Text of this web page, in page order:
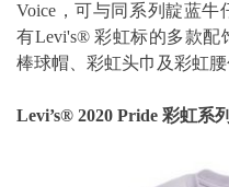
Voice，可与同系列靛蓝
有Levi's® 彩虹标的多款配
棒球帽、彩虹头巾及彩虹腰
Levi’s® 2020 Pride 彩虹系列